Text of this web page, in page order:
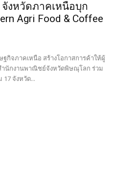
งหวัดภาคเหนือบุก
Agri Food & Coffee
กิจภาคเหนือ สร้างโอกาสการค้าให้ผู้
ำนักงานพาณิชย์จังหวัดพิษณุโลก ร่วม
จังหวัด...